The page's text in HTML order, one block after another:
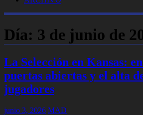
Día: 3 de junio de
La Selección en Kansas:
puertas abiertas y el alta
jugadores
junio 3, 2026 MAD